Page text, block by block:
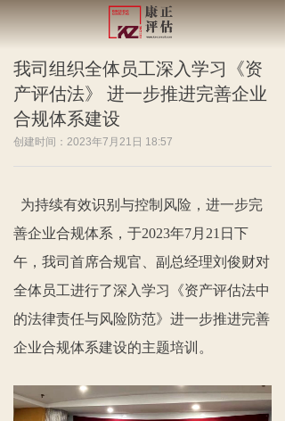
我司组织全体员工深入学习《资
产评估法》 进一步推进完善企业
合规体系建设
创建时间： 2023年7月21日 18:57
为持续有效识别与控制风险，进一步完
善企业合规体系，于2023年7月21日下
午，我司首席合规官、副总经理刘俊财对
全体员工进行了深入学习《资产评估法中
的法律责任与风险防范》进一步推进完善
企业合规体系建设的主题培训。